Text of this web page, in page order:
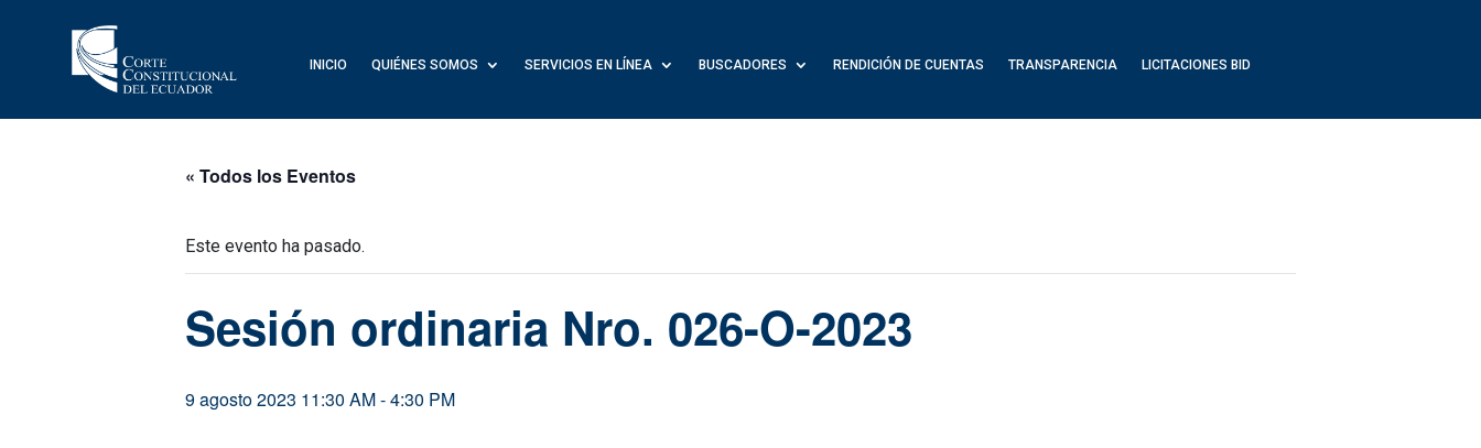
INICIO QUIÉNES SOMOS SERVICIOS EN LÍNEA BUSCADORES RENDICIÓN DE CUENTAS TRANSPARENCIA LICITACIONES BID
« Todos los Eventos
Este evento ha pasado.
Sesión ordinaria Nro. 026-O-2023
9 agosto 2023 11:30 AM-4:30 PM